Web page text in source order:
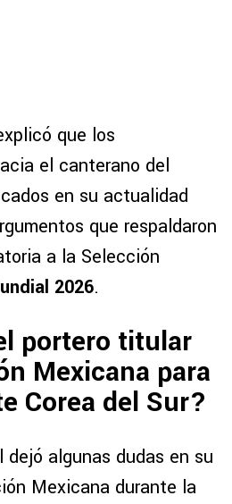
que los
el canterano del
en su actualidad
que respaldaron
a la Selección
2026.
portero titular
Mexicana para
Corea del Sur?
dejó algunas dudas en su
Mexicana durante la